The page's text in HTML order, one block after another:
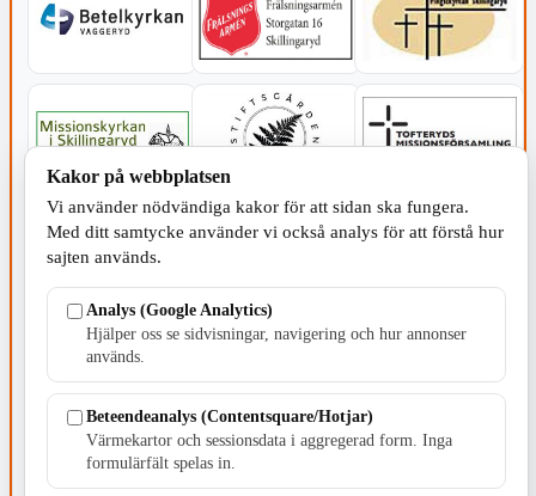
Kakor på webbplatsen
Vi använder nödvändiga kakor för att sidan ska fungera.
Med ditt samtycke använder vi också analys för att förstå hur
sajten används.
Analys (Google Analytics)
Hjälper oss se sidvisningar, navigering och hur annonser
används.
Beteendeanalys (Contentsquare/Hotjar)
Värmekartor och sessionsdata i aggregerad form. Inga
formulärfält spelas in.